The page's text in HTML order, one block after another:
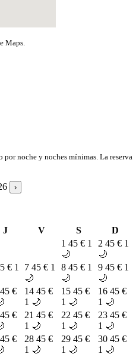
Maps.
por noche y noches mínimas. La reserva
›
J V S
D
1 45 € 1
🌙
2 45 € 1
🌙
€ 1
7 45 € 1
🌙
8 45 € 1
🌙
9 45 € 1
🌙
45 €
14 45 €
1 🌙
15 45 €
1 🌙
16 45 €
1 🌙
45 €
21 45 €
1 🌙
22 45 €
1 🌙
23 45 €
1 🌙
45 €
28 45 €
1 🌙
29 45 €
1 🌙
30 45 €
1 🌙